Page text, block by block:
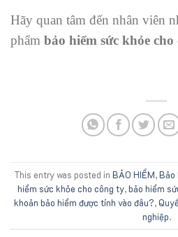
Hãy quan tâm đến nhân viên
phẩm bảo hiểm sức khỏe
This entry was posted in BẢO HIỂM,Bảo
hiểm sức khỏe cho công ty,bảo hiểm
khoản bảo hiểm được tính vào đâu?,
nghiệp.